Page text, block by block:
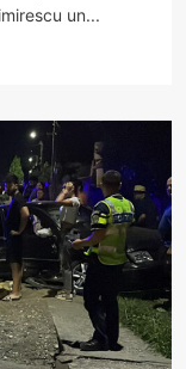
un...